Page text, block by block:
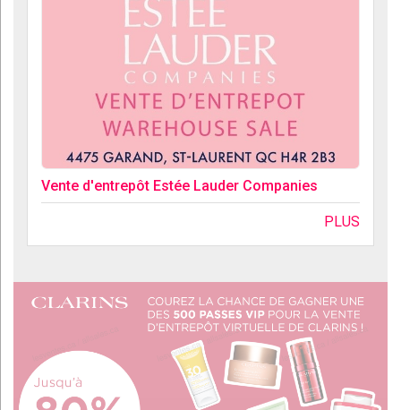
Vente d'entrepôt Estée Lauder Companies
PLUS